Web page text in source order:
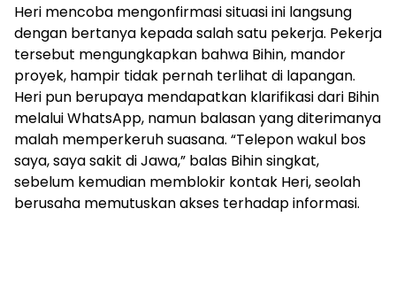
Heri mencoba mengonfirmasi situasi ini langsung
dengan bertanya kepada salah satu pekerja. Pekerja
tersebut mengungkapkan bahwa Bihin, mandor
proyek, hampir tidak pernah terlihat di lapangan.
Heri pun berupaya mendapatkan klarifikasi dari Bihin
melalui WhatsApp, namun balasan yang diterimanya
malah memperkeruh suasana. “Telepon wakul bos
saya, saya sakit di Jawa,” balas Bihin singkat,
sebelum kemudian memblokir kontak Heri, seolah
berusaha memutuskan akses terhadap informasi.